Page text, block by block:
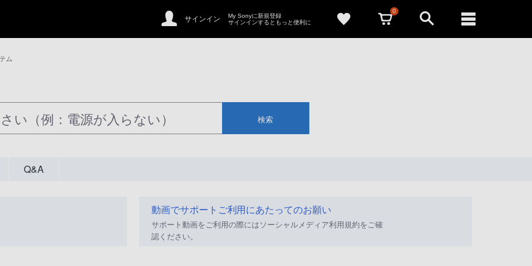
サインイン
My Sonyに新規登録
サインインするともっと便利に
0
ム
検索
Q&A
動画でサポートご利用にあたってのお願い
サポート動画をご利用の際にはソーシャルメディア利用規約をご確
認ください。